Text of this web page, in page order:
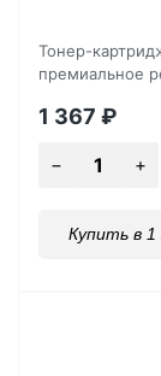
Тонер-
премиальное
1 367 ₽
Купить в 1